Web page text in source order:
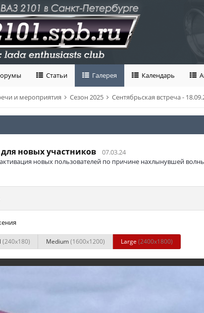
Статьи Галерея Календарь
и мероприятия Сезон 2025 Сентябрьская встреча -
новых участников
07.03.24
новых пользователей по причине нахлынувшей
(240x180) Medium(1600x1200) Large (2400x1800)